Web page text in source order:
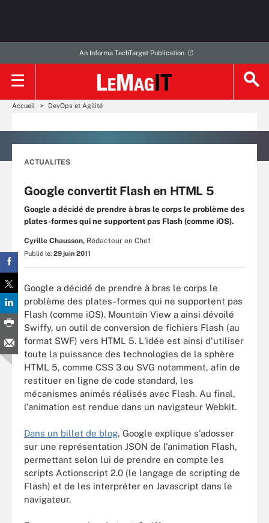
An Informa TechTarget Publication
Accueil DevOps et Agilité
ACTUALITES
Google convertit Flash en HTML 5
Google a décidé de prendre à bras le corps le problème des
plates-formes qui ne supportent pas Flash (comme iOS).
Cyrille Chausson, Rédacteur en Chef
Publié le: 29 juin 2011
Google a décidé de prendre à bras le corps le
problème des plates-formes qui ne supportent pas
Flash (comme iOS). Mountain View a ainsi dévoilé
Swiffy, un outil de conversion de fichiers Flash (au
format SWF) vers HTML 5. L'idée est ainsi d'utiliser
toute la puissance des technologies de la sphère
HTML 5, comme CSS 3 ou SVG notamment, afin de
restituer en ligne de code standard, les
mécanismes animés réalisés avec Flash. Au final,
l'animation est rendue dans un navigateur Webkit.
Dans un billet de blog, Google explique s'adosser
sur une représentation JSON de l'animation Flash,
permettant selon lui de prendre en compte les
scripts Actionscript 2.0 (le langage de scripting de
Flash) et de les interpréter en Javascript dans le
navigateur.